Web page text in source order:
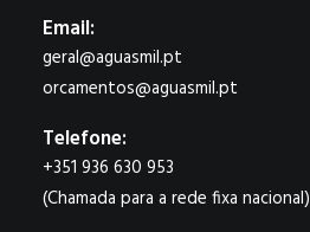
Email:
geral@aguasmil.pt
orcamentos@aguasmil.pt
Telefone:
+351 936 630 953
(Chamada para a rede fixa nacional)